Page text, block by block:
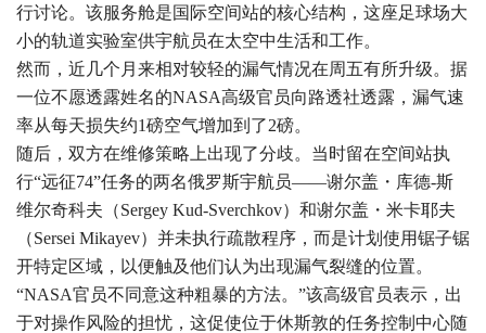
行讨论。该服务舱是国际空间站的核心结构，这座足球场大
小的轨道实验室供宇航员在太空中生活和工作。
然而，近几个月来相对较轻的漏气情况在周五有所升级。据
一位不愿透露姓名的NASA高级官员向路透社透露，漏气速
率从每天损失约1磅空气增加到了2磅。
随后，双方在维修策略上出现了分歧。当时留在空间站执
行“远征74”任务的两名俄罗斯宇航员——谢尔盖・库德-斯
维尔奇科夫（Sergey Kud-Sverchkov）和谢尔盖・米卡耶夫
（Sersei Mikayev）并未执行疏散程序，而是计划使用锯子锯
开特定区域，以便触及他们认为出现漏气裂缝的位置。
“NASA官员不同意这种粗暴的方法。”该高级官员表示，出
于对操作风险的担忧，这促使位于休斯敦的任务控制中心随